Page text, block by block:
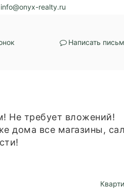
info@onyx-realty.ru
Написать
Не требует вложений!
дома все магазины,